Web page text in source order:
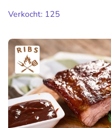
Verkocht: 125